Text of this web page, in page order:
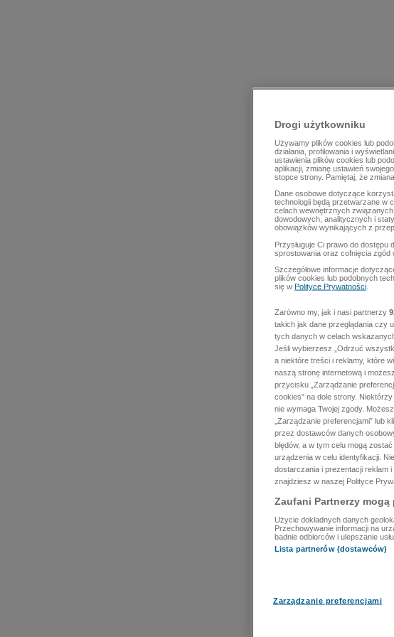
Drogi użytkowniku
Używamy plików cookies lub
działania, profilowania i
ustawienia plików cookies lub
aplikacji, zmianę ustawień
stopce strony. Pamiętaj, że
Dane osobowe dotyczące
technologii będą przetwarzane w
celach wewnętrznych
dowodowych, analitycznych i
obowiązków wynikających z
Przysługuje Ci prawo do
sprostowania oraz cofnięcia zgód
Szczegółowe informacje
plików cookies lub podobnych
się w Polityce Prywatności
Zarówno my, jak i nasi partnerzy
takich jak dane przeglądania czy
tych danych w celach
Jeśli wybierzesz „Odrzuć
a niektóre treści i reklamy, które
naszą stronę internetową i
przycisku „Zarządzanie
cookies" na dole strony.
nie wymaga Twojej zgody.
„Zarządzanie preferencjami” lub
przez dostawców danych
błędów, a w tym celu mogą
urządzenia w celu identyfikacji.
dostarczania i prezentacji reklam
znajdziesz w naszej Polityce
Zaufani Partnerzy
Użycie dokładnych danych
Przechowywanie informacji na
badnie odbiorców i ulepszanie
Lista partnerów (dostawców)
Zarządzanie preferencjami